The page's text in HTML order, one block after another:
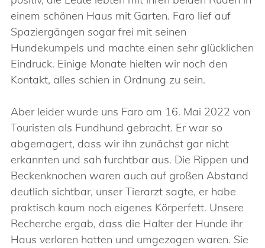
einem schönen Haus mit Garten. Faro lief auf
Spaziergängen sogar frei mit seinen
Hundekumpels und machte einen sehr glücklichen
Eindruck. Einige Monate hielten wir noch den
Kontakt, alles schien in Ordnung zu sein.
Aber leider wurde uns Faro am 16. Mai 2022 von
Touristen als Fundhund gebracht. Er war so
abgemagert, dass wir ihn zunächst gar nicht
erkannten und sah furchtbar aus. Die Rippen und
Beckenknochen waren auch auf großen Abstand
deutlich sichtbar, unser Tierarzt sagte, er habe
praktisch kaum noch eigenes Körperfett. Unsere
Recherche ergab, dass die Halter der Hunde ihr
Haus verloren hatten und umgezogen waren. Sie